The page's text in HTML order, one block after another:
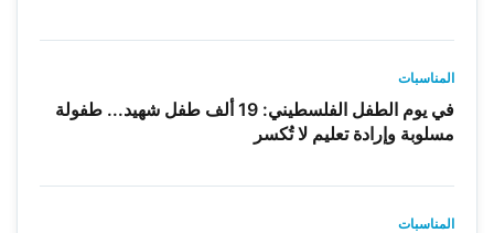
المناسبات
في يوم الطفل الفلسطيني: 19 ألف طفل شهيد... طفولة
مسلوبة وإرادة تعليم لا تُكسر
المناسبات